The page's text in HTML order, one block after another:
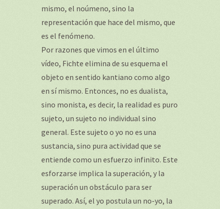
mismo, el noúmeno, sino la
representación que hace del mismo, que
es el fenómeno.
Por razones que vimos en el último
vídeo, Fichte elimina de su esquema el
objeto en sentido kantiano como algo
en sí mismo. Entonces, no es dualista,
sino monista, es decir, la realidad es puro
sujeto, un sujeto no individual sino
general. Este sujeto o yo no es una
sustancia, sino pura actividad que se
entiende como un esfuerzo infinito. Este
esforzarse implica la superación, y la
superación un obstáculo para ser
superado. Así, el yo postula un no-yo, la